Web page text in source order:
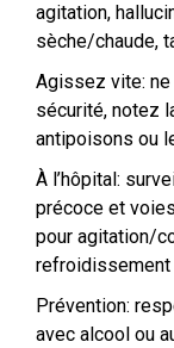
agitation,
sèche/chaude,
Agissez vite:
sécurité, notez
antipoisons ou
À l’hôpital:
précoce et
pour agitation/
refroidissement
Prévention:
avec alcool ou